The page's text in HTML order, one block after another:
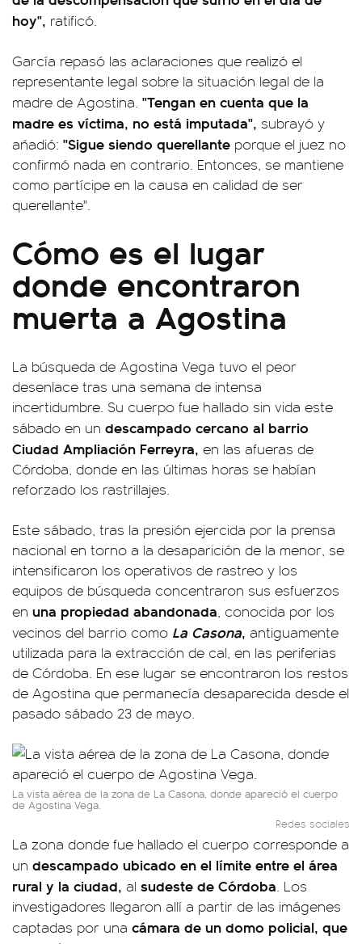
hoy", ratificó.
García repasó las aclaraciones que realizó el
representante legal sobre la situación legal de la
madre de Agostina. "Tengan en cuenta que la
madre es víctima, no está imputada", subrayó y
añadió: "Sigue siendo querellante porque el juez no
confirmó nada en contrario. Entonces, se mantiene
como partícipe en la causa en calidad de ser
querellante".
Cómo es el lugar
donde encontraron
muerta a Agostina
La búsqueda de Agostina Vega tuvo el peor
desenlace tras una semana de intensa
incertidumbre. Su cuerpo fue hallado sin vida este
sábado en un descampado cercano al barrio
Ciudad Ampliación Ferreyra, en las afueras de
Córdoba, donde en las últimas horas se habían
reforzado los rastrillajes.
Este sábado, tras la presión ejercida por la prensa
nacional en torno a la desaparición de la menor, se
intensificaron los operativos de rastreo y los
equipos de búsqueda concentraron sus esfuerzos
en una propiedad abandonada, conocida por los
vecinos del barrio como La Casona, antiguamente
utilizada para la extracción de cal, en las periferias
de Córdoba. En ese lugar se encontraron los restos
de Agostina que permanecía desaparecida desde el
pasado sábado 23 de mayo.
La vista aérea de la zona de La Casona, donde apareció el cuerpo
de Agostina Vega.
Redes sociales
La zona donde fue hallado el cuerpo corresponde a
un descampado ubicado en el límite entre el área
rural y la ciudad, al sudeste de Córdoba. Los
investigadores llegaron allí a partir de las imágenes
captadas por una cámara de un domo policial, que